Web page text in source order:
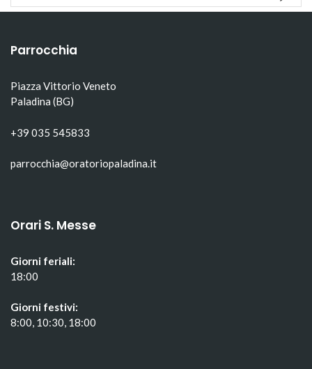
apre
in
in
una
apre
in
Parrocchia
Piazza Vittorio Veneto
Paladina (BG)
+39 035 545833
parrocchia@oratoriopaladina.it
Orari S. Messe
Giorni feriali:
18:00
Giorni festivi:
8:00, 10:30, 18:00